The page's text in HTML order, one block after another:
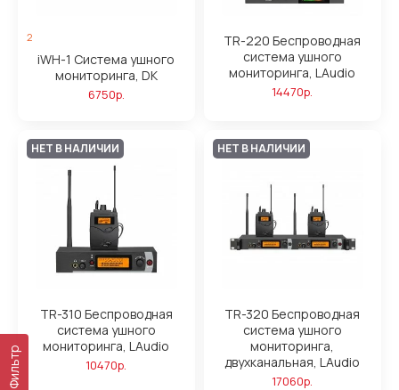
Фильтр
2
iWH-1 Система ушного
мониторинга, DK
6750р.
TR-220 Беспроводная
система ушного
мониторинга, LAudio
14470р.
НЕТ В НАЛИЧИИ
TR-310 Беспроводная
система ушного
мониторинга, LAudio
10470р.
НЕТ В НАЛИЧИИ
TR-320 Беспроводная
система ушного
мониторинга,
двухканальная, LAudio
17060р.